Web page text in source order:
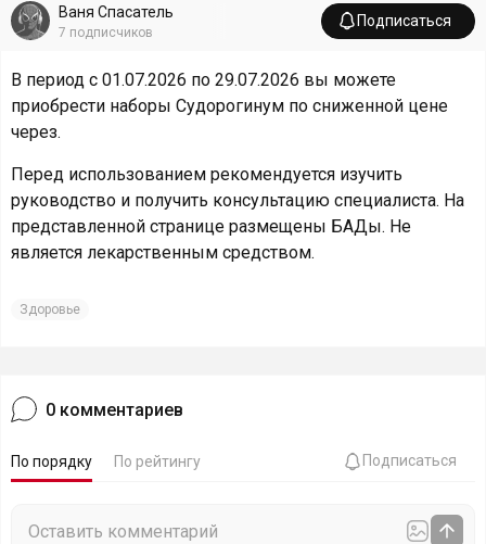
Ваня Спасатель
7 подписчиков
Подписаться
В период с 01.07.2026 по 29.07.2026 вы можете
приобрести наборы Судорогинум по сниженной цене
через.
Перед использованием рекомендуется изучить
руководство и получить консультацию специалиста. На
представленной странице размещены БАДы. Не
является лекарственным средством.
Здоровье
0 комментариев
По порядку По рейтингу Подписаться